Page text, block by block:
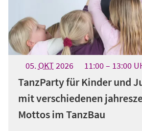
05. OKT2026 11:00 13:00
TanzParty für Kinder und
mit verschiedenen
Mottos im TanzBau